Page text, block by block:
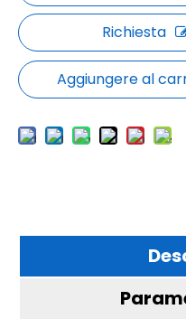
Richiesta
Aggiungere al